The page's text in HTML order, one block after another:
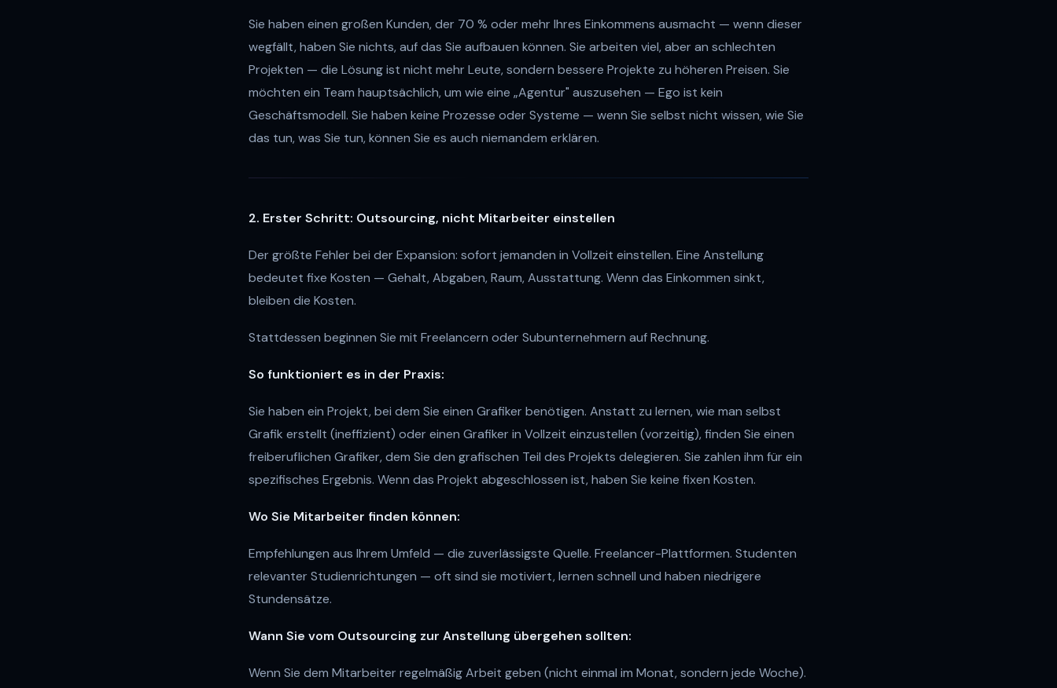
Sie haben einen großen Kunden, der 70 % oder mehr Ihres Einkommens ausmacht — wenn dieser
wegfällt, haben Sie nichts, auf das Sie aufbauen können. Sie arbeiten viel, aber an schlechten
Projekten — die Lösung ist nicht mehr Leute, sondern bessere Projekte zu höheren Preisen. Sie
möchten ein Team hauptsächlich, um wie eine „Agentur" auszusehen — Ego ist kein
Geschäftsmodell. Sie haben keine Prozesse oder Systeme — wenn Sie selbst nicht wissen, wie Sie
das tun, was Sie tun, können Sie es auch niemandem erklären.
2. Erster Schritt: Outsourcing, nicht Mitarbeiter einstellen
Der größte Fehler bei der Expansion: sofort jemanden in Vollzeit einstellen. Eine Anstellung
bedeutet fixe Kosten — Gehalt, Abgaben, Raum, Ausstattung. Wenn das Einkommen sinkt,
bleiben die Kosten.
Stattdessen beginnen Sie mit Freelancern oder Subunternehmern auf Rechnung.
So funktioniert es in der Praxis:
Sie haben ein Projekt, bei dem Sie einen Grafiker benötigen. Anstatt zu lernen, wie man selbst
Grafik erstellt (ineffizient) oder einen Grafiker in Vollzeit einzustellen (vorzeitig), finden Sie einen
freiberuflichen Grafiker, dem Sie den grafischen Teil des Projekts delegieren. Sie zahlen ihm für ein
spezifisches Ergebnis. Wenn das Projekt abgeschlossen ist, haben Sie keine fixen Kosten.
Wo Sie Mitarbeiter finden können:
Empfehlungen aus Ihrem Umfeld — die zuverlässigste Quelle. Freelancer-Plattformen. Studenten
relevanter Studienrichtungen — oft sind sie motiviert, lernen schnell und haben niedrigere
Stundensätze.
Wann Sie vom Outsourcing zur Anstellung übergehen sollten:
Wenn Sie dem Mitarbeiter regelmäßig Arbeit geben (nicht einmal im Monat, sondern jede Woche).